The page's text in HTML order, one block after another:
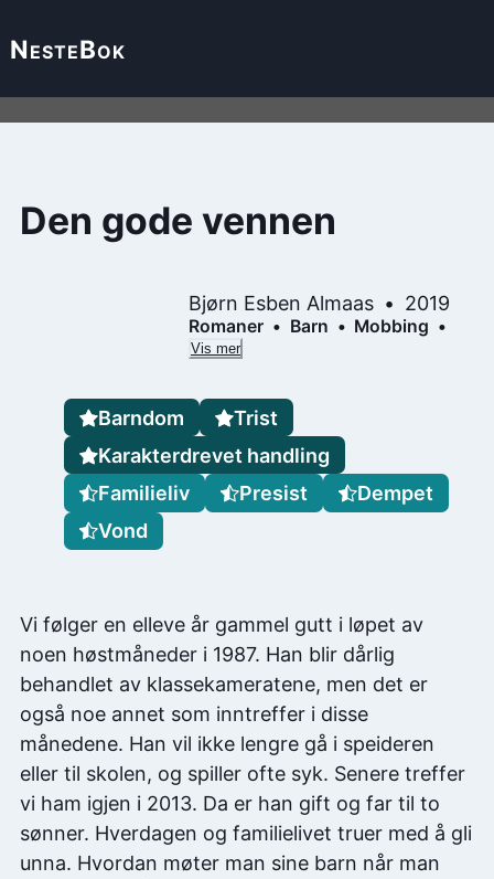
NesteBok
Den gode vennen
Bjørn Esben Almaas 2019
Romaner Barn Mobbing
Vis mer
Vi følger en elleve år gammel gutt i løpet av
noen høstmåneder i 1987. Han blir dårlig
behandlet av klassekameratene, men det er
også noe annet som inntreffer i disse
månedene. Han vil ikke lengre gå i speideren
eller til skolen, og spiller ofte syk. Senere treffer
vi ham igjen i 2013. Da er han gift og far til to
sønner. Hverdagen og familielivet truer med å gli
unna. Hvordan møter man sine barn når man
Barndom
Trist
Karakterdrevet handling
Familieliv
Presist
Dempet
Vond